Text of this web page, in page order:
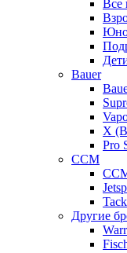
Все
Bauer
X
Pro
CCM
Другие